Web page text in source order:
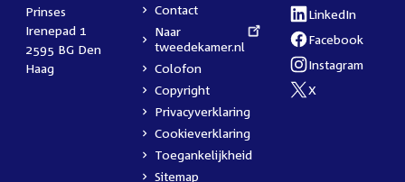
Prinses
Irenepad 1
2595 BG Den
Haag
Contact
Externe
link:
Naar
tweedekamer.nl
Colofon
Copyright
Privacyverklaring
Cookieverklaring
Toegankelijkheid
Sitemap
Externe
link:
LinkedIn
Externe
link:
Facebook
Externe
link:
Instagram
Externe
X